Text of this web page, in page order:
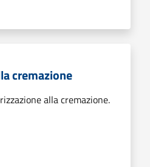
cremazione
alla cremazione.